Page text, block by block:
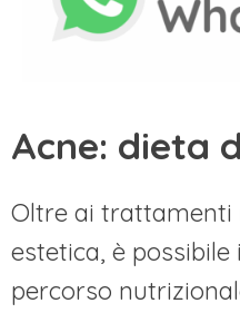
Acne: dieta
Oltre ai trattamenti
estetica, è
percorso